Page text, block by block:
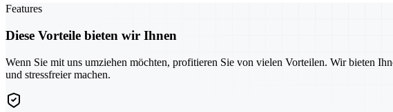
Features
Diese Vorteile bieten wir Ihnen
Wenn Sie mit uns umziehen möchten, profitieren Sie von vielen Vorteilen. Wir bieten
und stressfreier machen.